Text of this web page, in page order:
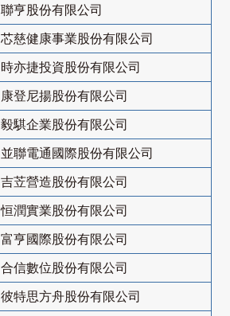
聯亨股份有限公司
芯慈健康事業股份有限公司
時亦捷投資股份有限公司
康登尼揚股份有限公司
毅騏企業股份有限公司
並聯電通國際股份有限公司
吉苙營造股份有限公司
恒潤實業股份有限公司
富亨國際股份有限公司
合信數位股份有限公司
彼特思方舟股份有限公司